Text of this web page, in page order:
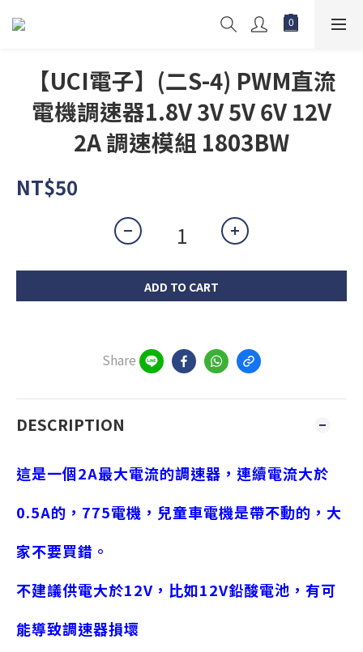
【UCI電子】(二S-4) PWM直流
電機調速器1.8V 3V 5V 6V 12V
2A 調速模組 1803BW
NT$50
ADD TO CART
Share
DESCRIPTION
這是一個2A最大電流的調速器，連續電流大於
0.5A的，775電機，兒童車電機是帶不動的，大
家不要買錯。
不建議供電大於12V，比如12V鉛酸電池，有可
能導致調速器損壞